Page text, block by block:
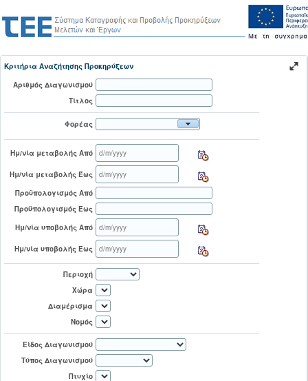
Κριτήρια Αναζήτησης Προκηρύξεων
Αριθμός Διαγωνισμού
Τίτλος
Φορέας
Ημ/νία μεταβολής Από
Ημ/νία μεταβολής Έως
Προϋπολογισμός Από
Προϋπολογισμός Έως
Ημ/νία υποβολής Από
Ημ/νία υποβολής Έως
Περιοχή
Χώρα
Διαμέρισμα
Νομός
Είδος Διαγωνισμού
Τύπος Διαγωνισμού
Πτυχίο